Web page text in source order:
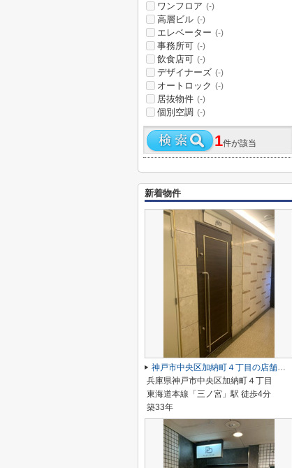
ワンフロア (-)
高層ビル (-)
エレベーター (-)
事務所可 (-)
飲食店可 (-)
デザイナーズ (-)
オートロック (-)
居抜物件 (-)
個別空調 (-)
1件が該当
新着物件
神戸市中央区加納町４丁目の店舗一部
兵庫県神戸市中央区加納町４丁目
東海道本線「三ノ宮」駅 徒歩4分
築33年